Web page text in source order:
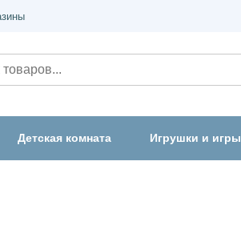
Детская комната Игрушки и игры